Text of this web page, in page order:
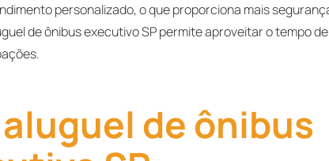
personalizado, o que proporciona mais
de ônibus executivo SP permite aproveitar o tempo de
de ônibus